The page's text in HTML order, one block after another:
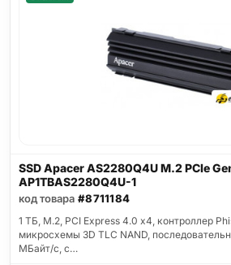
SSD Apacer AS2280Q4U M.2 PCIe
AP1TBAS2280Q4U-1
код товара #8711184
1 ТБ, M.2, PCI Express 4.0 x4, контроллер
микросхемы 3D TLC NAND,
МБайт/с, с…